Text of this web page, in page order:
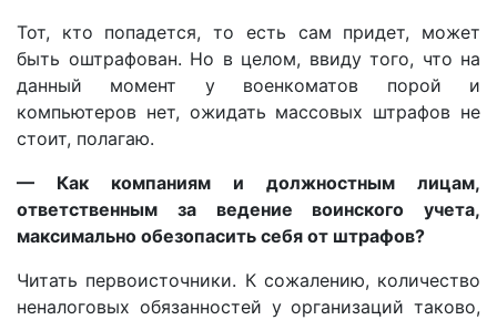
Тот, кто попадется, то есть сам придет, может
быть оштрафован. Но в целом, ввиду того, что на
данный момент у военкоматов порой и
компьютеров нет, ожидать массовых штрафов не
стоит, полагаю.
— Как компаниям и должностным лицам,
ответственным за ведение воинского учета,
максимально обезопасить себя от штрафов?
Читать первоисточники. К сожалению, количество
неналоговых обязанностей у организаций таково,